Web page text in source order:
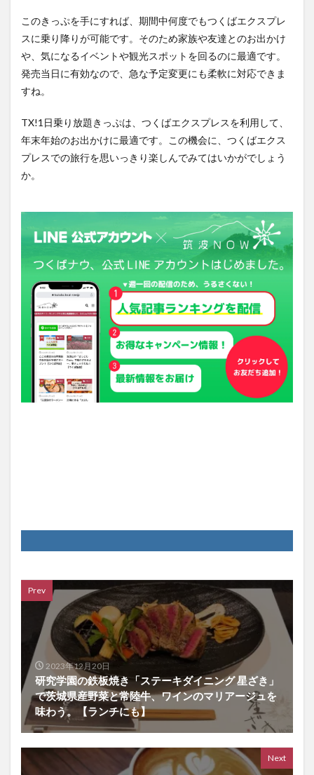
このきっぷを手にすれば、期間中何度でもつくばエクスプレ
スに乗り降りが可能です。そのため家族や友達とのお出かけ
や、気になるイベントや観光スポットを回るのに最適です。
発売当日に有効なので、急な予定変更にも柔軟に対応できま
すね。
TX!1日乗り放題きっぷは、つくばエクスプレスを利用して、
年末年始のお出かけに最適です。この機会に、つくばエクス
プレスでの旅行を思いっきり楽しんでみてはいかがでしょう
か。
Prev
2023年12月20日
研究学園の鉄板焼き「ステーキダイニング 星ざき」
で茨城県産野菜と常陸牛、ワインのマリアージュを
味わう。【ランチにも】
Next